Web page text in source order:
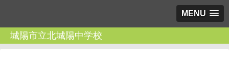
MENU
城陽市立北城陽中学校